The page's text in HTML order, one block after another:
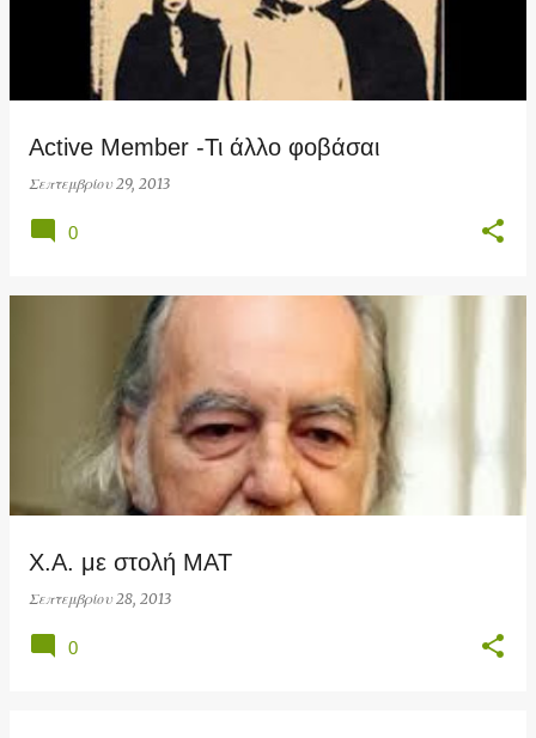
Active Member -Τι άλλο φοβάσαι
Σεπτεμβρίου 29, 2013
0
Χ.Α. με στολή ΜΑΤ
Σεπτεμβρίου 28, 2013
0